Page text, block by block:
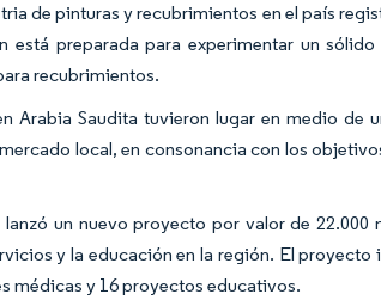
de pinturas y recubrimientos en el país
está preparada para experimentar un
recubrimientos.
Arabia Saudita tuvieron lugar en medio de
local, en consonancia con los
un nuevo proyecto por valor de
y la educación en la región. El
médicas y 16 proyectos educativos.